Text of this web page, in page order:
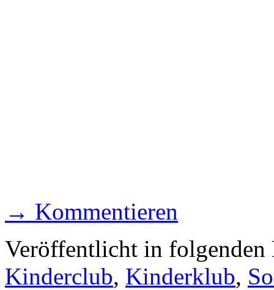
→ Kommentieren
Veröffentlicht in folgenden
Kinderclub, Kinderklub,